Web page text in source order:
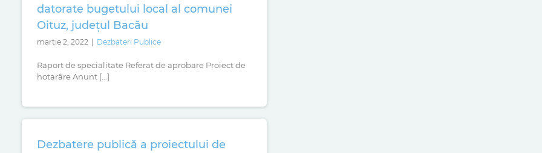
datorate bugetului local al comunei
Oituz, județul Bacău
martie 2, 2022 Dezbateri Publice
Raport de specialitate Referat de aprobare Proiect de
hotarâre Anunt [...]
Dezbatere publică a proiectului de